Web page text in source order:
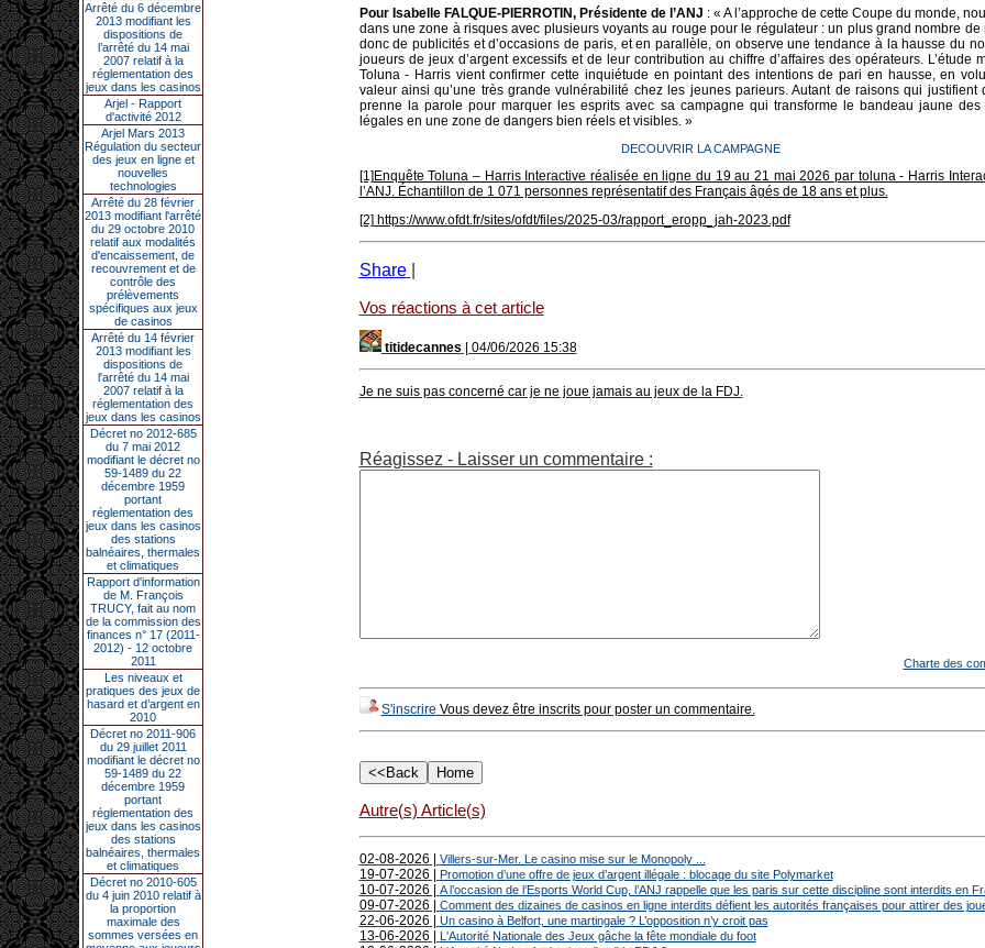
Arrêté du 6 décembre
2013 modifiant les
dispositions de
l’arrêté du 14 mai
2007 relatif à la
réglementation des
jeux dans les casinos
Arjel - Rapport
d'activité 2012
Arjel Mars 2013
Régulation du secteur
des jeux en ligne et
nouvelles
technologies
Arrêté du 28 février
2013 modifiant l'arrêté
du 29 octobre 2010
relatif aux modalités
d'encaissement, de
recouvrement et de
contrôle des
prélèvements
spécifiques aux jeux
de casinos
Arrêté du 14 février
2013 modifiant les
dispositions de
l'arrêté du 14 mai
2007 relatif à la
réglementation des
jeux dans les casinos
Décret no 2012-685
du 7 mai 2012
modifiant le décret no
59-1489 du 22
décembre 1959
portant
réglementation des
jeux dans les casinos
des stations
balnéaires, thermales
et climatiques
Rapport d'information
de M. François
TRUCY, fait au nom
de la commission des
finances n° 17 (2011-
2012) - 12 octobre
2011
Les niveaux et
pratiques des jeux de
hasard et d’argent en
2010
Décret no 2011-906
du 29 juillet 2011
modifiant le décret no
59-1489 du 22
décembre 1959
portant
réglementation des
jeux dans les casinos
des stations
balnéaires, thermales
et climatiques
Décret no 2010-605
du 4 juin 2010 relatif à
la proportion
maximale des
sommes versées en
Pour Isabelle FALQUE-PIERROTIN, Présidente de l’ANJ : « A l’approche de cette Coupe du monde,
dans une zone à risques avec plusieurs voyants au rouge pour le régulateur : un plus grand nombre de
donc de publicités et d’occasions de paris, et en parallèle, on observe une tendance à la hausse du
joueurs de jeux d’argent excessifs et de leur contribution au chiffre d’affaires des opérateurs. L’étude
Toluna - Harris vient confirmer cette inquiétude en pointant des intentions de pari en hausse, en
valeur ainsi qu’une très grande vulnérabilité chez les jeunes parieurs. Autant de raisons qui justifient
prenne la parole pour marquer les esprits avec sa campagne qui transforme le bandeau jaune des
légales en une zone de dangers bien réels et visibles. »
DECOUVRIR LA CAMPAGNE
[1]Enquête Toluna – Harris Interactive réalisée en ligne du 19 au 21 mai 2026 par toluna - Harris
l’ANJ. Échantillon de 1 071 personnes représentatif des Français âgés de 18 ans et plus.
[2] https://www.ofdt.fr/sites/ofdt/files/2025-03/rapport_eropp_jah-2023.pdf
Share
Vos réactions à cet article
titidecannes | 04/06/2026 15:38
Je ne suis pas concerné car je ne joue jamais au jeux de la FDJ.
Réagissez - Laisser un commentaire :
Charte des
S'inscrire Vous devez être inscrits pour poster un commentaire.
Autre(s) Article(s)
02-08-2026 | Villers-sur-Mer. Le casino mise sur le Monopoly ...
19-07-2026 | Promotion d’une offre de jeux d’argent illégale : blocage du site Polymarket
10-07-2026 | A l’occasion de l’Esports World Cup, l’ANJ rappelle que les paris sur cette discipline sont interdits en
09-07-2026 | Comment des dizaines de casinos en ligne interdits défient les autorités françaises pour attirer des
22-06-2026 | Un casino à Belfort, une martingale ? L’opposition n’y croit pas
13-06-2026 | L'Autorité Nationale des Jeux gâche la fête mondiale du foot